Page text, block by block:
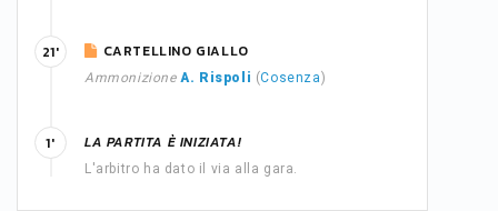
CARTELLINO GIALLO
Ammonizione A. Rispoli (Cosenza)
21'
LA PARTITA È INIZIATA!
L'arbitro ha dato il via alla gara.
1'